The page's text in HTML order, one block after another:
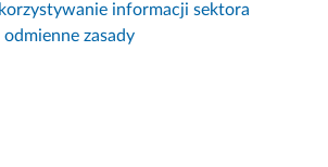
informacji sektora
zasady